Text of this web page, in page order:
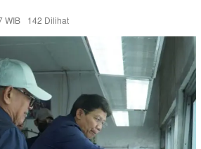
WIB
142 Dilihat